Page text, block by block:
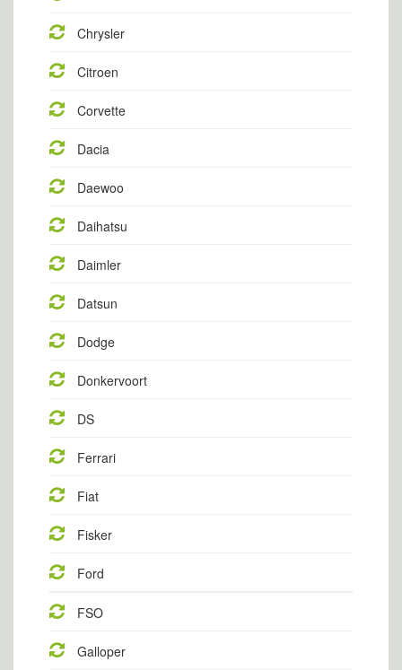
Chrysler
Citroen
Corvette
Dacia
Daewoo
Daihatsu
Daimler
Datsun
Dodge
Donkervoort
DS
Ferrari
Fiat
Fisker
Ford
FSO
Galloper